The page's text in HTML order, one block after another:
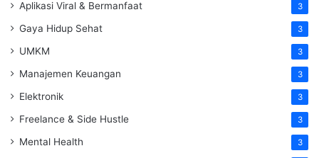
Aplikasi Viral & Bermanfaat 3
Gaya Hidup Sehat 3
UMKM 3
Manajemen Keuangan 3
Elektronik 3
Freelance & Side Hustle 3
Mental Health 3